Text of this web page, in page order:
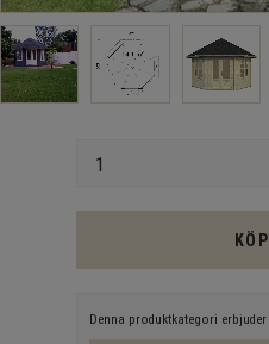
KÖP
Denna produktkategori erbjuder